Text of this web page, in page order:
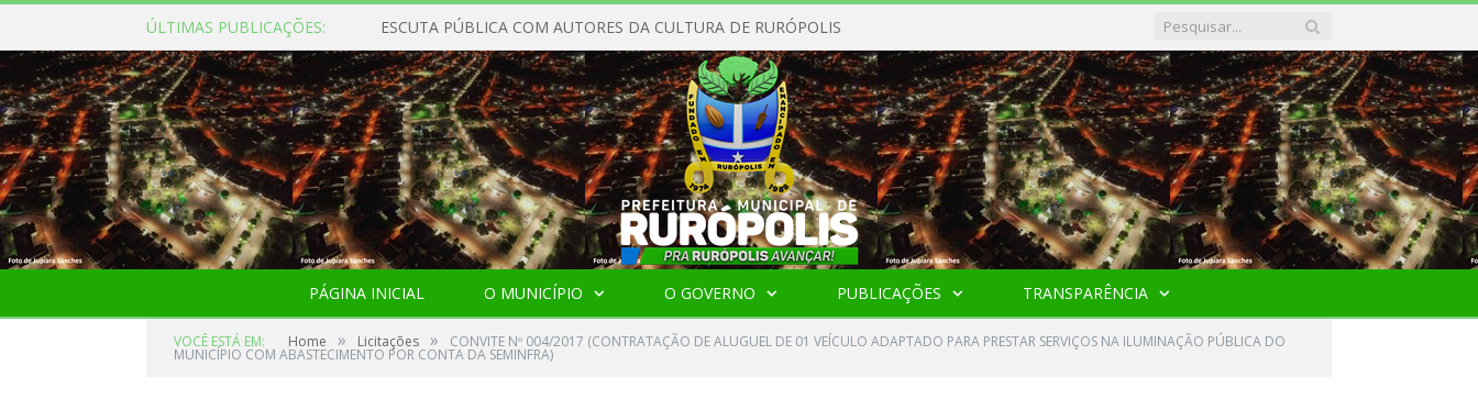
ÚLTIMAS PUBLICAÇÕES: ESCUTA PÚBLICA COM AUTORES DA CULTURA DE RURÓPOLIS
PÁGINA INICIAL O MUNICÍPIO O GOVERNO PUBLICAÇÕES TRANSPARÊNCIA
VOCÊ ESTÁ EM: Home » Licitações » CONVITE Nº 004/2017 (CONTRATAÇÃO DE ALUGUEL DE 01 VEÍCULO ADAPTADO PARA PRESTAR SERVIÇOS NA ILUMINAÇÃO PÚBLICA DO
MUNICÍPIO COM ABASTECIMENTO POR CONTA DA SEMINFRA)